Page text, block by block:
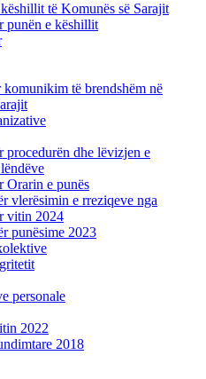
të Komunës së Sarajit
punën e këshillit
komunikim të brendshëm në
procedurën dhe lëvizjen e
Orarin e punës
vlerësimin e rreziqeve nga
vitin 2024
punësime 2023
personale
2022
2018